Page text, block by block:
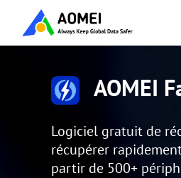
AOMEI
Logiciel gratuit de
récupérer
partir de 500+